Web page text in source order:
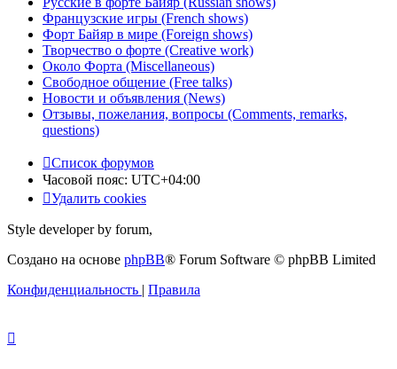
Французские игры (French shows)
Форт Байяр в мире (Foreign shows)
Творчество о форте (Creative work)
Около Форта (Miscellaneous)
Свободное общение (Free talks)
Новости и объявления (News)
Отзывы, пожелания, вопросы (Comments, remarks,
questions)
Список форумов
Часовой пояс: UTC+04:00
Удалить cookies
Style developer by forum,
Создано на основе phpBB® Forum Software © phpBB Limited
Конфиденциальность | Правила